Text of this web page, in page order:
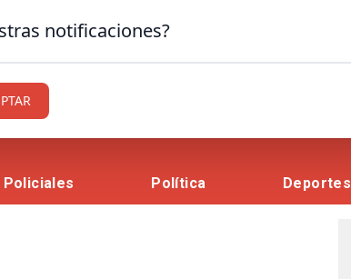
Policiales Política Deportes
notificaciones?